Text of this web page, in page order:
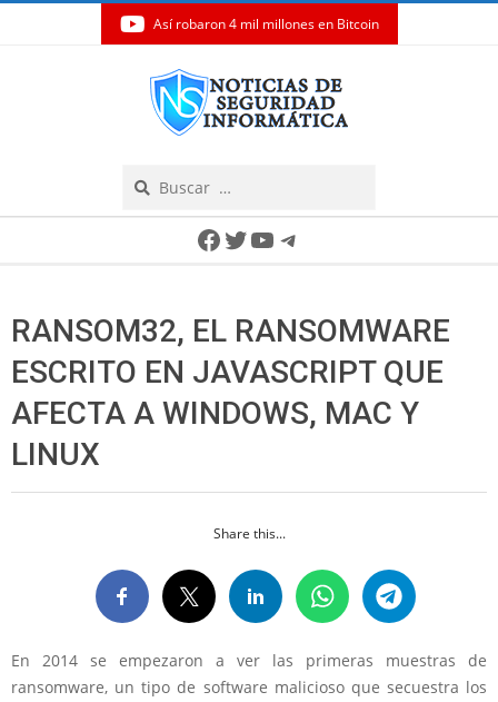
Así robaron 4 mil millones en Bitcoin
Facebook
Twitter
YouTube
Telegram
RANSOM32, EL RANSOMWARE
ESCRITO EN JAVASCRIPT QUE
AFECTA A WINDOWS, MAC Y
LINUX
Share this...
En 2014 se empezaron a ver las primeras muestras de
ransomware, un tipo de software malicioso que secuestra los